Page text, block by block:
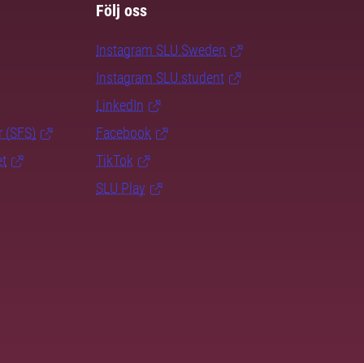
Följ oss
Instagram SLU.Sweden
Instagram SLU.student
LinkedIn
Facebook
TikTok
SLU Play